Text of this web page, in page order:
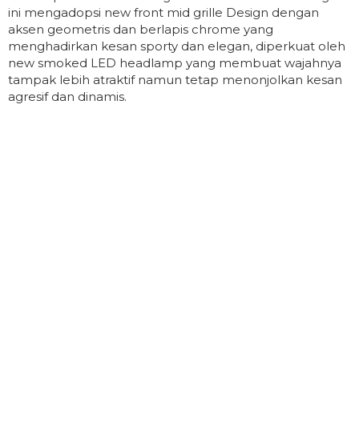
ini mengadopsi new front mid grille Design dengan
aksen geometris dan berlapis chrome yang
menghadirkan kesan sporty dan elegan, diperkuat oleh
new smoked LED headlamp yang membuat wajahnya
tampak lebih atraktif namun tetap menonjolkan kesan
agresif dan dinamis.